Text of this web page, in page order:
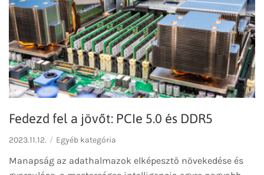
Fedezd fel a jövőt: PCIe 5.0 és DDR5
2023.11.12. Egyéb kategória
Manapság az adathalmazok elképesztő növekedése és